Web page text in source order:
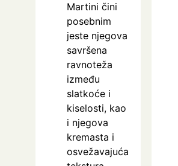
Martini čini
posebnim
jeste njegova
savršena
ravnoteža
između
slatkoće i
kiselosti, kao
i njegova
kremasta i
osvežavajuća